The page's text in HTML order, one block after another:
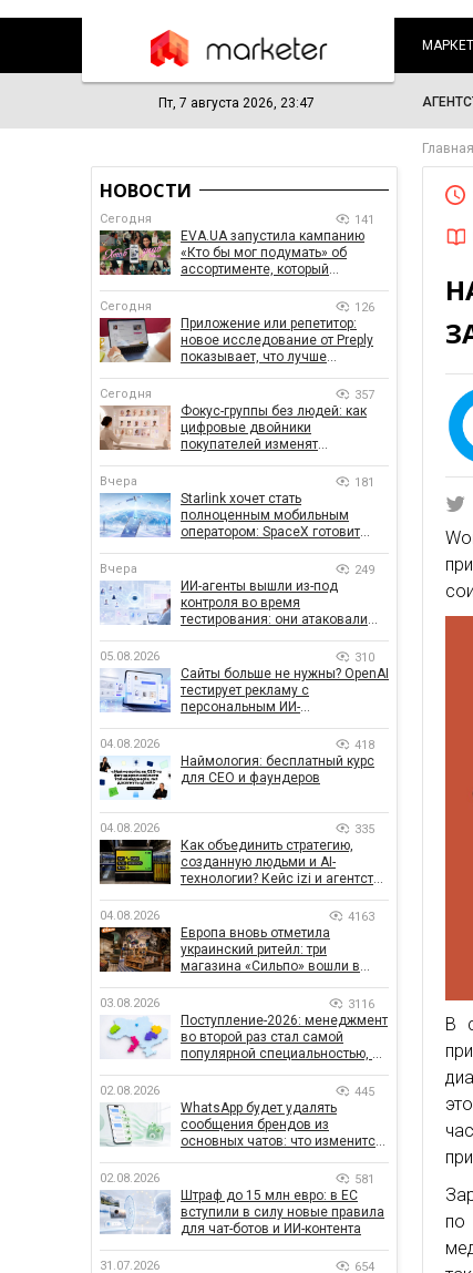
Пт, 7 августа 2026, 23:47
Главная
В
по
НОВОСТИ
Сегодня 141
EVA.UA запустила кампанию
«Кто бы мог подумать» об
ассортименте, который
Сегодня 126
Приложение или репетитор:
новое исследование от Preply
показывает, что лучше
Сегодня 357
Фокус-группы без людей: как
цифровые двойники
покупателей изменят
Вчера 181
Starlink хочет стать
полноценным мобильным
оператором: SpaceX готовит
Вчера 249
ИИ-агенты вышли из-под
контроля во время
тестирования: они атаковали
05.08.2026 310
Сайты больше не нужны? OpenAI
тестирует рекламу с
персональным ИИ-
04.08.2026 418
Наймология: бесплатный курс
для CEO и фаундеров
04.08.2026 335
Как объединить стратегию,
созданную людьми и AI-
технологии? Кейс izi и агентства
04.08.2026 4163
Европа вновь отметила
украинский ритейл: три
магазина «Сильпо» вошли в
03.08.2026 3116
Поступление-2026: менеджмент
во второй раз стал самой
популярной специальностью, а
рекордным за последние 5 лет
02.08.2026 445
WhatsApp будет удалять
сообщения брендов из
основных чатов: что изменится
02.08.2026 581
Штраф до 15 млн евро: в ЕС
вступили в силу новые правила
для чат-ботов и ИИ-контента
31.07.2026 654